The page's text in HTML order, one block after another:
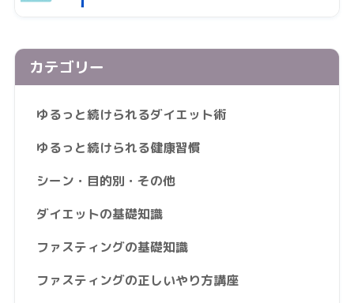
カテゴリー
ゆるっと続けられるダイエット術
ゆるっと続けられる健康習慣
シーン・目的別・その他
ダイエットの基礎知識
ファスティングの基礎知識
ファスティングの正しいやり方講座